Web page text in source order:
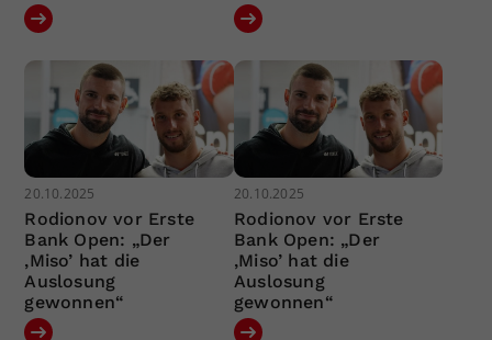
20.10.2025
Rodionov vor Erste
Bank Open: „Der
‚Miso’ hat die
Auslosung
gewonnen“
20.10.2025
Rodionov vor Erste
Bank Open: „Der
‚Miso’ hat die
Auslosung
gewonnen“